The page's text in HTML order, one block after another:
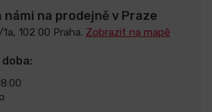
na prodejně v Praze
102 00 Praha. Zobrazit na mapě